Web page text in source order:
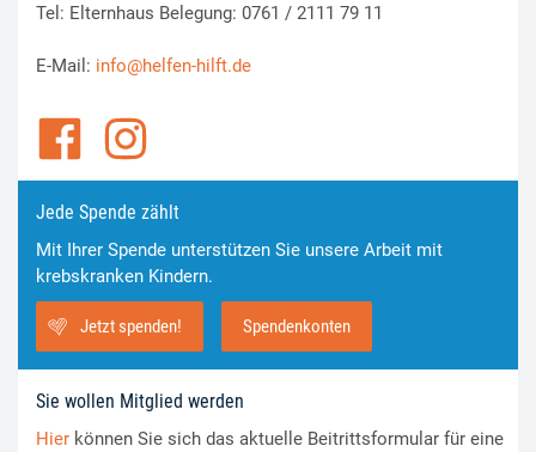
Tel: Elternhaus Belegung: 0761 / 2111 79 11
E-Mail: info@helfen-hilft.de
Jede Spende zählt
Mit Ihrer Spende unterstützen Sie unsere Arbeit mit
krebskranken Kindern.
Jetzt spenden! Spendenkonten
Sie wollen Mitglied werden
Hier können Sie sich das aktuelle Beitrittsformular für eine